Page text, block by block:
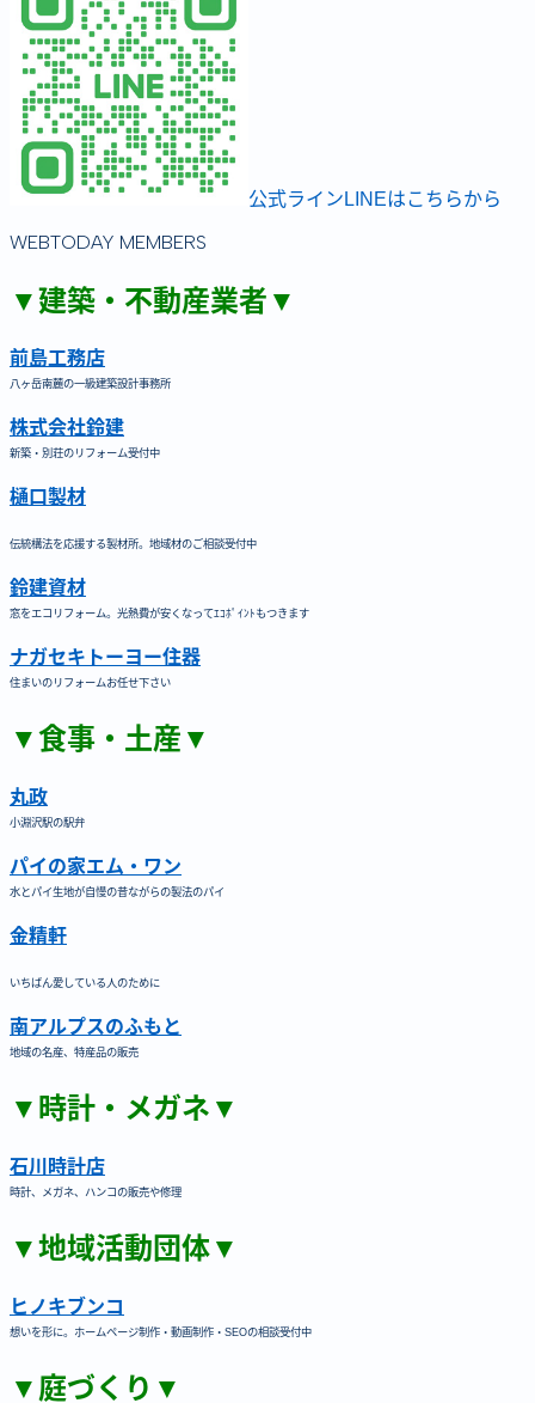
公式ラインLINEはこちらから
WEBTODAY MEMBERS
▼建築・不動産業者▼
前島工務店
八ヶ岳南麓の一級建築設計事務所
株式会社鈴建
新築・別荘のリフォーム受付中
樋口製材
伝統構法を応援する製材所。地域材のご相談受付中
鈴建資材
窓をエコリフォーム。光熱費が安くなってｴｺﾎﾟｲﾝﾄもつきます
ナガセキトーヨー住器
住まいのリフォームお任せ下さい
▼食事・土産▼
丸政
小淵沢駅の駅弁
パイの家エム・ワン
水とパイ生地が自慢の昔ながらの製法のパイ
金精軒
いちばん愛している人のために
南アルプスのふもと
地域の名産、特産品の販売
▼時計・メガネ▼
石川時計店
時計、メガネ、ハンコの販売や修理
▼地域活動団体▼
ヒノキブンコ
想いを形に。ホームページ制作・動画制作・SEOの相談受付中
▼庭づくり▼